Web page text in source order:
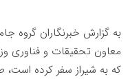
به گزارش خبرنگاران گروه
معاون تحقیقات و فناوری
که به شیراز سفر کرده